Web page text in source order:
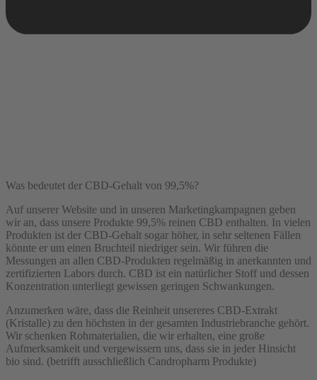
Was bedeutet der CBD-Gehalt von 99,5%?
Auf unserer Website und in unseren Marketingkampagnen geben
wir an, dass unsere Produkte 99,5% reinen CBD enthalten. In vielen
Produkten ist der CBD-Gehalt sogar höher, in sehr seltenen Fällen
könnte er um einen Bruchteil niedriger sein. Wir führen die
Messungen an allen CBD-Produkten regelmäßig in anerkannten und
zertifizierten Labors durch. CBD ist ein natürlicher Stoff und dessen
Konzentration unterliegt gewissen geringen Schwankungen.
Anzumerken wäre, dass die Reinheit unsereres CBD-Extrakt
(Kristalle) zu den höchsten in der gesamten Industriebranche gehört.
Wir schenken Rohmaterialien, die wir erhalten, eine große
Aufmerksamkeit und vergewissern uns, dass sie in jeder Hinsicht
bio sind. (betrifft ausschließlich Candropharm Produkte)